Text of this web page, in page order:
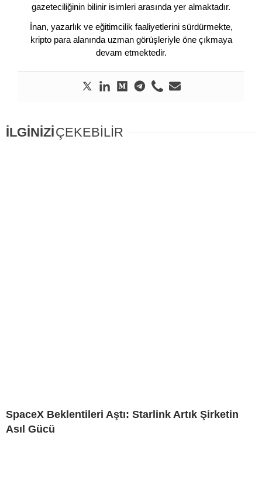
gazeteciliğinin bilinir isimleri arasında yer almaktadır.
İnan, yazarlık ve eğitimcilik faaliyetlerini sürdürmekte,
kripto para alanında uzman görüşleriyle öne çıkmaya
devam etmektedir.
İLGİNİZİÇEKEBİLİR
SpaceX Beklentileri Aştı: Starlink Artık Şirketin
Asıl Gücü